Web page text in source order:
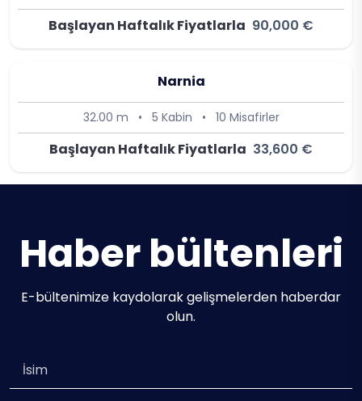
Başlayan Haftalık Fiyatlarla 90,000 €
Narnia
32.00 m • 5 Kabin • 10 Misafirler
Başlayan Haftalık Fiyatlarla 33,600 €
Haber bültenleri
E-bültenimize kaydolarak gelişmelerden haberdar
olun.